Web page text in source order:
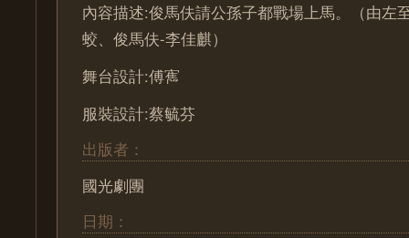
內容描述:俊馬伕請公孫子都戰場上馬。（由左
蛟、俊馬伕-李佳麒）
舞台設計:傅寯
服裝設計:蔡毓芬
出版者：
國光劇團
日期：